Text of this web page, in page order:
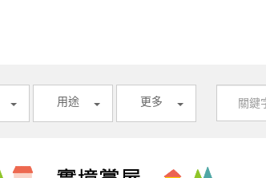
用途 更多